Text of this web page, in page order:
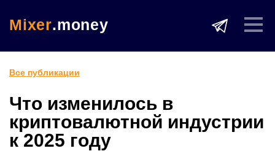
Mixer.money
Все публикации
Что изменилось в
криптовалютной индустрии
к 2025 году